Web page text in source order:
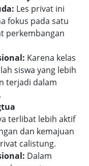
Les privat ini
fokus pada satu
perkembangan
Karena kelas
siswa yang lebih
terjadi dalam
terlibat lebih aktif
dan kemajuan
calistung.
Dalam